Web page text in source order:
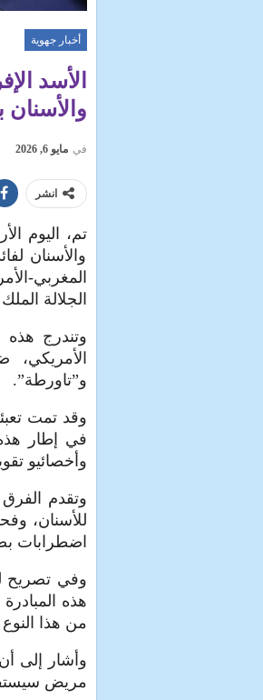
أخبار جهوية
والأسنان
في مايو 6, 2026
انشر
تم، اليوم
والأسنان
الجلالة
وتندرج هذه
و”تاورطة”.
في إطار هذه
وأخصائيو
وتقدم
للأسنان،
اضطرابات
وفي تصريح
من هذا
مريض